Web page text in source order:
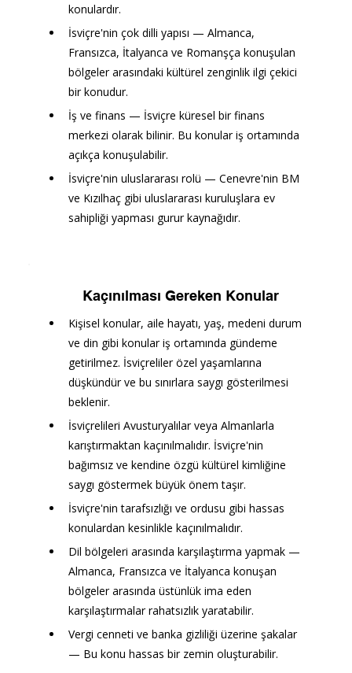
Kaçınılması Gereken Konular
Kişisel konular, aile hayatı, yaş, medeni durum
ve din gibi konular iş ortamında gündeme
getirilmez. İsviçreliler özel yaşamlarına
düşkündür ve bu sınırlara saygı gösterilmesi
beklenir.
İsviçrelileri Avusturyalılar veya Almanlarla
karıştırmaktan kaçınılmalıdır. İsviçre'nin
bağımsız ve kendine özgü kültürel kimliğine
saygı göstermek büyük önem taşır.
İsviçre'nin tarafsızlığı ve ordusu gibi hassas
konulardan kesinlikle kaçınılmalıdır.
Dil bölgeleri arasında karşılaştırma yapmak —
Almanca, Fransızca ve İtalyanca konuşan
bölgeler arasında üstünlük ima eden
karşılaştırmalar rahatsızlık yaratabilir.
Vergi cenneti ve banka gizliliği üzerine şakalar
— Bu konu hassas bir zemin oluşturabilir.
konulardır.
İsviçre'nin çok dilli yapısı — Almanca,
Fransızca, İtalyanca ve Romanşça konuşulan
bölgeler arasındaki kültürel zenginlik ilgi çekici
bir konudur.
İş ve finans — İsviçre küresel bir finans
merkezi olarak bilinir. Bu konular iş ortamında
açıkça konuşulabilir.
İsviçre'nin uluslararası rolü — Cenevre'nin BM
ve Kızılhaç gibi uluslararası kuruluşlara ev
sahipliği yapması gurur kaynağıdır.